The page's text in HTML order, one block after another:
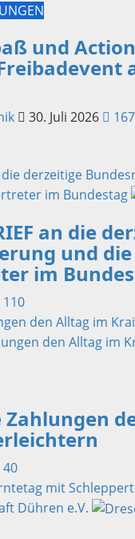
und
30. Juli 2026
167
die derzeitige
im Bundestag
an die
und
im
110
den Alltag im
40
mit
Dühren e.V.